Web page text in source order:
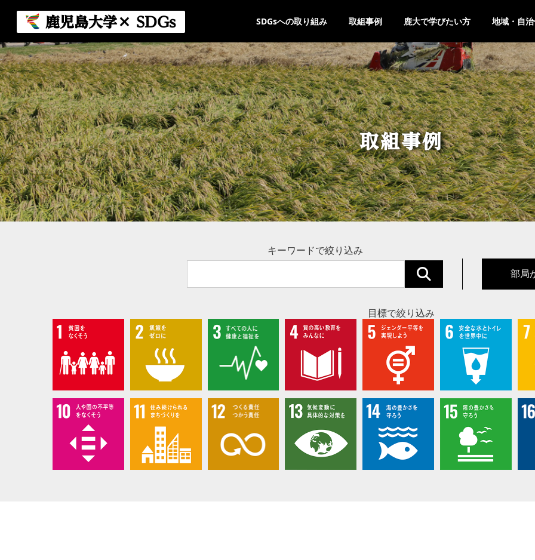
ン
ツ
へ
ス
キ
ッ
プ
ー
シ
ョ
ン
に
移
動
鹿児島大学× SDGs SDGsへの取り組み 取組事例 鹿大で学びたい方 地域・自
取組事例
キーワードで絞り込み
部局
目標で絞り込み